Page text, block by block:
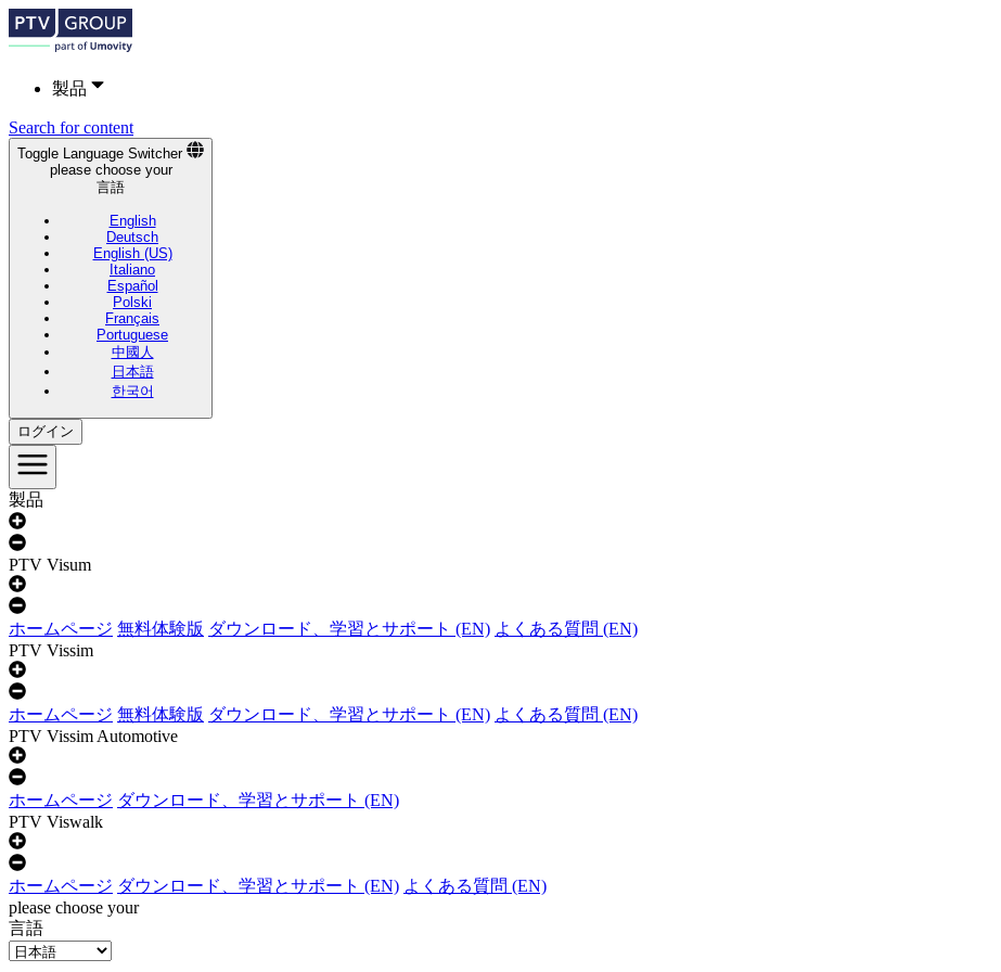
製品
Search for content
Toggle Language Switcher
please choose your
言語
English
Deutsch
English (US)
Italiano
Español
Polski
Français
Portuguese
中國人
日本語
한국어
ログイン
製品
PTV Visum
ホームページ 無料体験版 ダウンロード、学習とサポート (EN) よくある質問 (EN)
PTV Vissim
ホームページ 無料体験版 ダウンロード、学習とサポート (EN) よくある質問 (EN)
PTV Vissim Automotive
ホームページ ダウンロード、学習とサポート (EN)
PTV Viswalk
ホームページ ダウンロード、学習とサポート (EN) よくある質問 (EN)
please choose your
言語